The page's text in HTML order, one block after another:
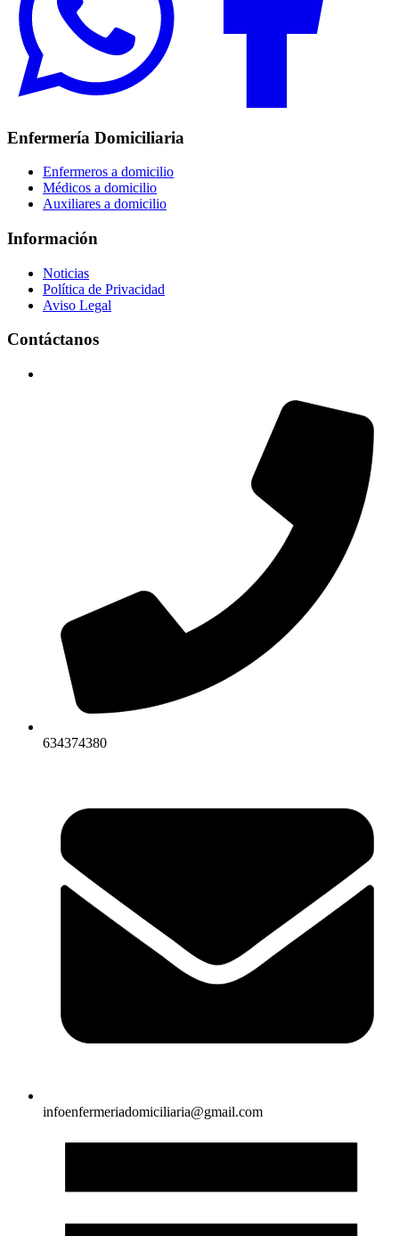
Enfermería Domiciliaria
Enfermeros a domicilio
Médicos a domicilio
Auxiliares a domicilio
Información
Noticias
Política de Privacidad
Aviso Legal
Contáctanos
634374380
infoenfermeriadomiciliaria@gmail.com